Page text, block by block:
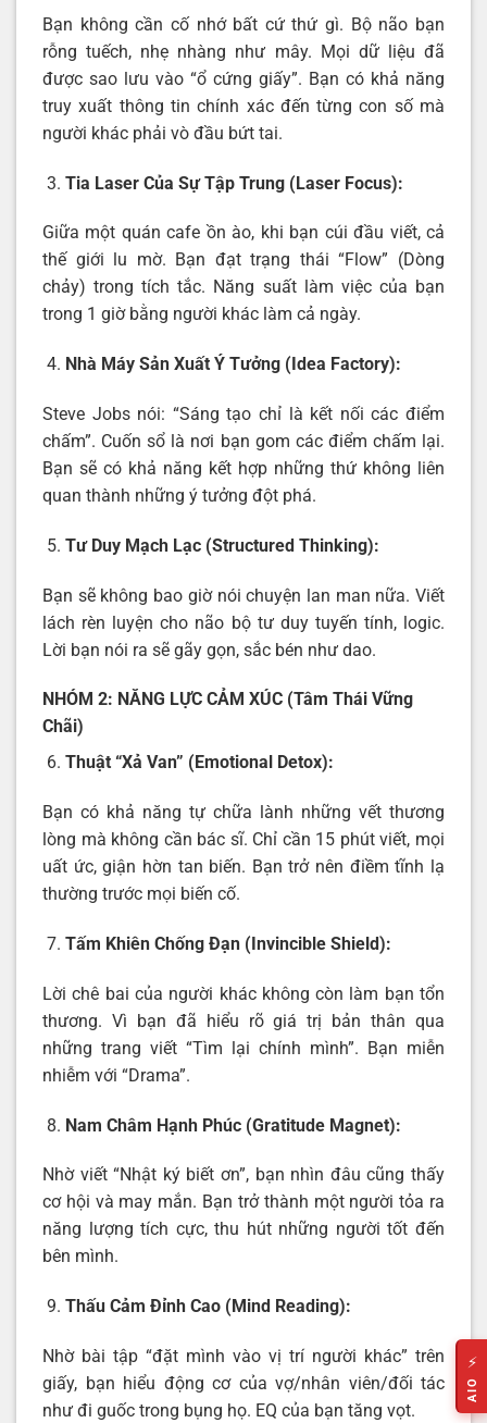
Bạn không cần cố nhớ bất cứ thứ gì. Bộ não bạn
rỗng tuếch, nhẹ nhàng như mây. Mọi dữ liệu đã
được sao lưu vào “ổ cứng giấy”. Bạn có khả năng
truy xuất thông tin chính xác đến từng con số mà
người khác phải vò đầu bứt tai.
Tia Laser Của Sự Tập Trung (Laser Focus):
Giữa một quán cafe ồn ào, khi bạn cúi đầu viết, cả
thế giới lu mờ. Bạn đạt trạng thái “Flow” (Dòng
chảy) trong tích tắc. Năng suất làm việc của bạn
trong 1 giờ bằng người khác làm cả ngày.
Nhà Máy Sản Xuất Ý Tưởng (Idea Factory):
Steve Jobs nói: “Sáng tạo chỉ là kết nối các điểm
chấm”. Cuốn sổ là nơi bạn gom các điểm chấm lại.
Bạn sẽ có khả năng kết hợp những thứ không liên
quan thành những ý tưởng đột phá.
Tư Duy Mạch Lạc (Structured Thinking):
Bạn sẽ không bao giờ nói chuyện lan man nữa. Viết
lách rèn luyện cho não bộ tư duy tuyến tính, logic.
Lời bạn nói ra sẽ gãy gọn, sắc bén như dao.
NHÓM 2: NĂNG LỰC CẢM XÚC (Tâm Thái Vững
Chãi)
Thuật “Xả Van” (Emotional Detox):
Bạn có khả năng tự chữa lành những vết thương
lòng mà không cần bác sĩ. Chỉ cần 15 phút viết, mọi
uất ức, giận hờn tan biến. Bạn trở nên điềm tĩnh lạ
thường trước mọi biến cố.
Tấm Khiên Chống Đạn (Invincible Shield):
Lời chê bai của người khác không còn làm bạn tổn
thương. Vì bạn đã hiểu rõ giá trị bản thân qua
những trang viết “Tìm lại chính mình”. Bạn miễn
nhiễm với “Drama”.
Nam Châm Hạnh Phúc (Gratitude Magnet):
Nhờ viết “Nhật ký biết ơn”, bạn nhìn đâu cũng thấy
cơ hội và may mắn. Bạn trở thành một người tỏa ra
năng lượng tích cực, thu hút những người tốt đến
bên mình.
Thấu Cảm Đỉnh Cao (Mind Reading):
Nhờ bài tập “đặt mình vào vị trí người khác” trên
giấy, bạn hiểu động cơ của vợ/nhân viên/đối tác
như đi guốc trong bụng họ. EQ của bạn tăng vọt.
⚡
AIO